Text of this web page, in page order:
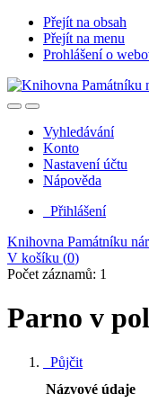
Přejít na obsah
Přejít na menu
Prohlášení o
Vyhledávání
Konto
Nastavení účtu
Nápověda
Přihlášení
Knihovna Památníku
V košíku (0)
Počet záznamů: 1
Parno v
Půjčit
Názvové údaje